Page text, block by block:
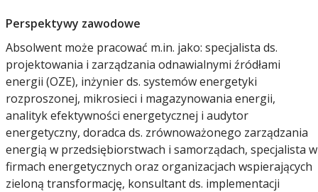
Perspektywy zawodowe
Absolwent może pracować m.in. jako: specjalista ds.
projektowania i zarządzania odnawialnymi źródłami
energii (OZE), inżynier ds. systemów energetyki
rozproszonej, mikrosieci i magazynowania energii,
analityk efektywności energetycznej i audytor
energetyczny, doradca ds. zrównoważonego zarządzania
energią w przedsiębiorstwach i samorządach, specjalista w
firmach energetycznych oraz organizacjach wspierających
zieloną transformację, konsultant ds. implementacji